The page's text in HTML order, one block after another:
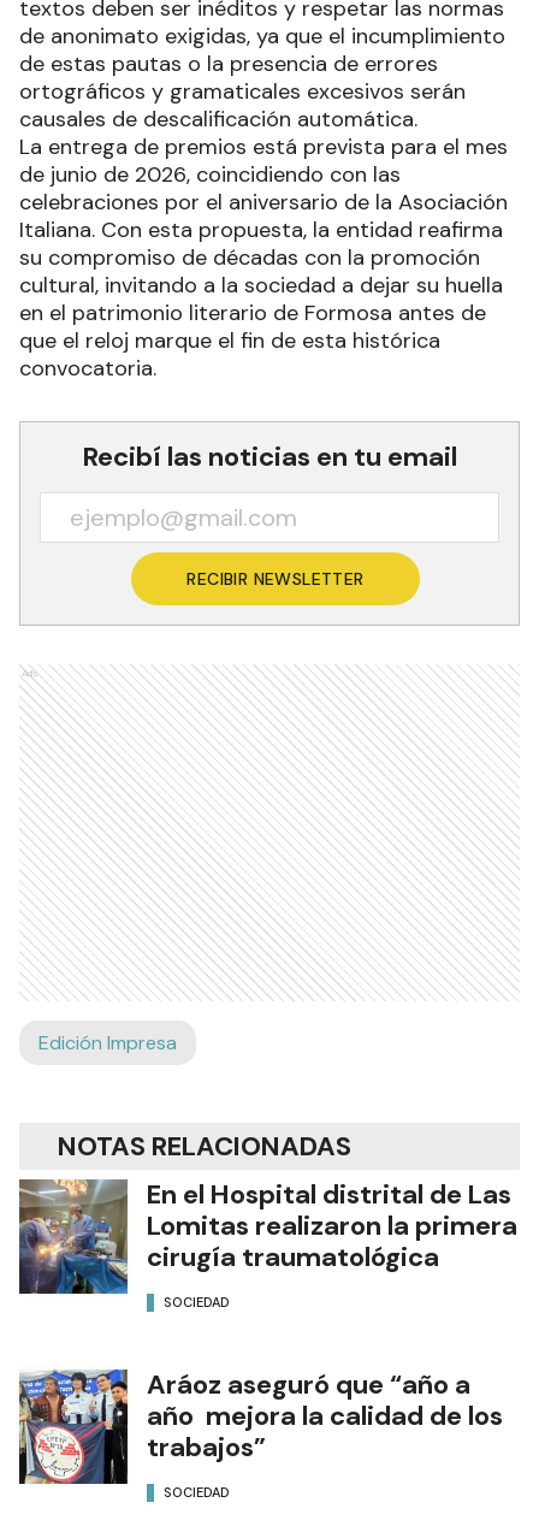
formato papel pueden entregar sus sobres en la
sede de la institución, ubicada en la Avenida 25
de Mayo 550. Es fundamental recordar que los
textos deben ser inéditos y respetar las normas
de anonimato exigidas, ya que el incumplimiento
de estas pautas o la presencia de errores
ortográficos y gramaticales excesivos serán
causales de descalificación automática.
La entrega de premios está prevista para el mes
de junio de 2026, coincidiendo con las
celebraciones por el aniversario de la Asociación
Italiana. Con esta propuesta, la entidad reafirma
su compromiso de décadas con la promoción
cultural, invitando a la sociedad a dejar su huella
convocatoria.
Recibí las noticias en tu email
RECIBIR NEWSLETTER
Ads
Edición Impresa
NOTAS RELACIONADAS
En el Hospital distrital de Las
Lomitas realizaron la primera
SOCIEDAD
Aráoz aseguró que “año a
año mejora la calidad de los